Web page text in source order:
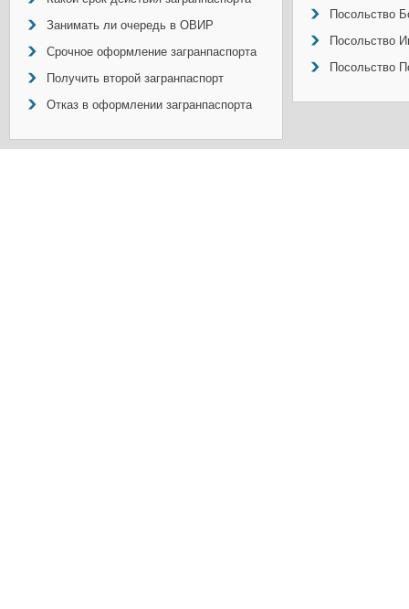
Занимать ли очередь в ОВИР
Срочное оформление загранпаспорта
Получить второй загранпаспорт
Отказ в оформлении загранпаспорта
Посольство
Посольство
Посольство